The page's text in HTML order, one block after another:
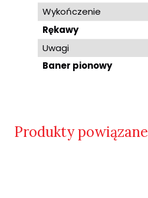
Wykończenie
Rękawy
Uwagi
Baner pionowy
Produkty powiązane